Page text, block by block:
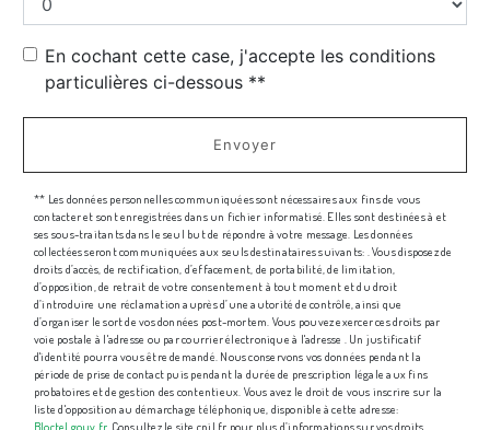
En cochant cette case, j'accepte les conditions
particulières ci-dessous **
Envoyer
** Les données personnelles communiquées sont nécessaires aux fins de vous
contacter et sont enregistrées dans un fichier informatisé. Elles sont destinées à et
ses sous-traitants dans le seul but de répondre à votre message. Les données
collectées seront communiquées aux seuls destinataires suivants: . Vous disposez de
droits d’accès, de rectification, d’effacement, de portabilité, de limitation,
d’opposition, de retrait de votre consentement à tout moment et du droit
d’introduire une réclamation auprès d’une autorité de contrôle, ainsi que
d’organiser le sort de vos données post-mortem. Vous pouvez exercer ces droits par
voie postale à l'adresse ou par courrier électronique à l'adresse . Un justificatif
d'identité pourra vous être demandé. Nous conservons vos données pendant la
période de prise de contact puis pendant la durée de prescription légale aux fins
probatoires et de gestion des contentieux. Vous avez le droit de vous inscrire sur la
liste d'opposition au démarchage téléphonique, disponible à cette adresse:
Bloctel.gouv.fr. Consultez le site cnil.fr pour plus d’informations sur vos droits.